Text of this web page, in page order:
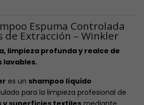
Espuma Controlada
de Extracción – Winkler
limpieza profunda y realce de
lavables.
es un shampoo líquido
para la limpieza profesional de